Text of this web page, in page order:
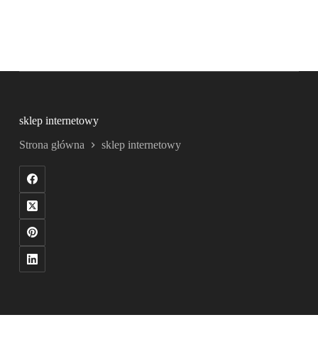
sklep internetowy
Strona główna sklep internetowy